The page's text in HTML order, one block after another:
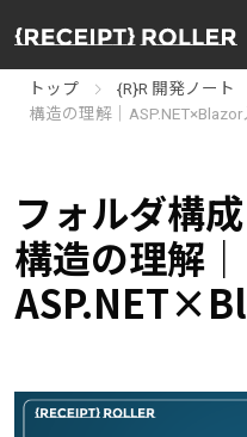
トップ {R}R 開発ノート
構造の理解｜
フォルダ構
構造の理解｜